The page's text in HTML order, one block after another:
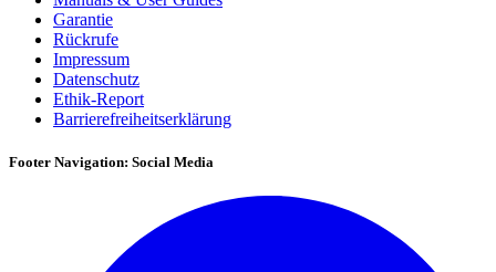
Garantie
Rückrufe
Impressum
Datenschutz
Ethik-Report
Barrierefreiheitserklärung
Footer Navigation: Social Media